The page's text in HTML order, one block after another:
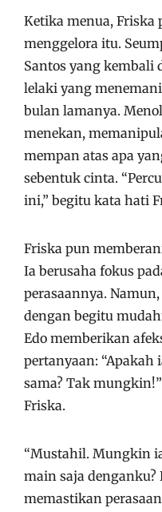
Ketika menua, Friska
menggelora itu.
Santos yang kembali
lelaki yang
bulan lamanya.
menekan,
mempan atas apa
sebentuk cinta.
ini,” begitu kata hati
Friska pun
Ia berusaha fokus
perasaannya.
dengan begitu
Edo memberikan
pertanyaan: “Apakah
sama? Tak
Friska.
“Mustahil. Mungkin
main saja
memastikan